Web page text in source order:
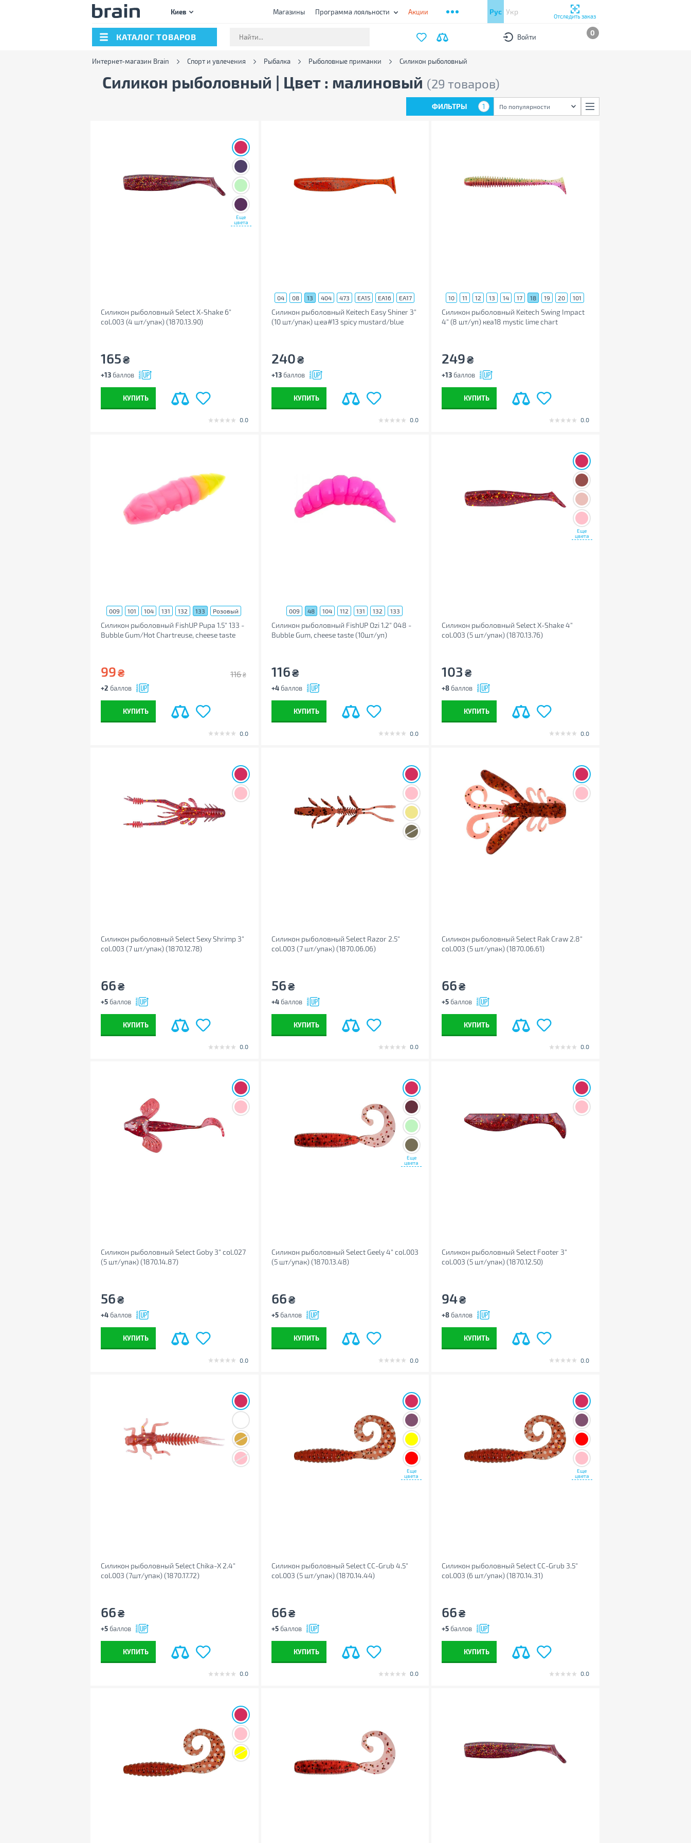
Киев Магазины Программа лояльности Акции Рус Укр
Отследить заказ
КАТАЛОГ ТОВАРОВ Войти 0
Интернет-магазин Brain Спорт и увлечения Рыбалка Рыболовные приманки Силикон рыболовный
Силикон рыболовный | Цвет : малиновый (29 товаров)
ФИЛЬТРЫ 1 По популярности
Еще
цвета
Силикон рыболовный Select X-Shake 6"
col.003 (4 шт/упак) (1870.13.90)
165₴
+13 баллов
КУПИТЬ
0.0
04 08 13 404 473 EA15 EA16
EA17
EA18
EA20 EA21
Силикон рыболовный Keitech Easy Shiner 3"
(10 шт/упак) ц:ea#13 spicy mustard/blue
240₴
+13баллов
КУПИТЬ
0.0
10 11 12 13 14 17 18 19 20
101
440 473 EA14
EA21
EA22
Силикон рыболовный Keitech Swing Impact
4" (8 шт/уп) кea18 mystic lime chart
249₴
+13 баллов
КУПИТЬ
0.0
009 101 104 131 132 133 Розовый
Силикон рыболовный FishUP Pupa 1.5" 133 -
Bubble Gum/Hot Chartreuse, cheese taste
99₴ 116 ₴
+2 баллов
КУПИТЬ
0.0
009 48 104 112 131 132 133
Силикон рыболовный FishUP Ozi 1.2" 048 -
Bubble Gum, cheese taste (10шт/уп)
116₴
+4баллов
КУПИТЬ
0.0
Еще
цвета
Силикон рыболовный Select X-Shake 4"
col.003 (5 шт/упак) (1870.13.76)
103 ₴
+8 баллов
КУПИТЬ
0.0
Силикон рыболовный Select Sexy Shrimp 3"
col.003 (7 шт/упак) (1870.12.78)
66₴
+5 баллов
КУПИТЬ
0.0
Силикон рыболовный Select Razor 2.5"
col.003 (7 шт/упак) (1870.06.06)
56₴
+4баллов
КУПИТЬ
0.0
Силикон рыболовный Select Rak Craw 2.8"
col.003 (5 шт/упак) (1870.06.61)
66₴
+5 баллов
КУПИТЬ
0.0
Силикон рыболовный Select Goby 3" col.027
(5 шт/упак) (1870.14.87)
56₴
+4 баллов
КУПИТЬ
0.0
Еще
цвета
Силикон рыболовный Select Geely 4" col.003
(5 шт/упак) (1870.13.48)
66₴
+5баллов
КУПИТЬ
0.0
Силикон рыболовный Select Footer 3"
col.003 (5 шт/упак) (1870.12.50)
94₴
+8 баллов
КУПИТЬ
0.0
Силикон рыболовный Select Chika-X 2.4"
col.003 (7шт/упак) (1870.17.72)
66₴
+5 баллов
КУПИТЬ
0.0
Еще
цвета
Силикон рыболовный Select CC-Grub 4.5"
col.003 (5 шт/упак) (1870.14.44)
66₴
+5баллов
КУПИТЬ
0.0
Еще
цвета
Силикон рыболовный Select CC-Grub 3.5"
col.003 (6 шт/упак) (1870.14.31)
66₴
+5 баллов
КУПИТЬ
0.0